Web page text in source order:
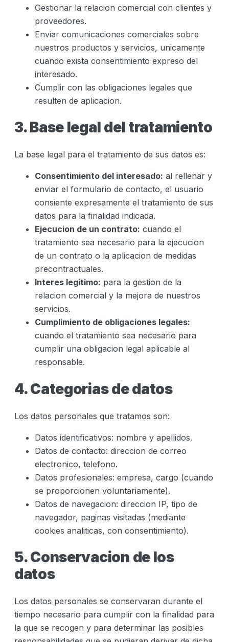
Gestionar la relacion comercial con clientes y
proveedores.
Enviar comunicaciones comerciales sobre
nuestros productos y servicios, unicamente
cuando exista consentimiento expreso del
interesado.
Cumplir con las obligaciones legales que
resulten de aplicacion.
3. Base legal del tratamiento
La base legal para el tratamiento de sus datos es:
Consentimiento del interesado: al rellenar y
enviar el formulario de contacto, el usuario
consiente expresamente el tratamiento de sus
datos para la finalidad indicada.
Ejecucion de un contrato: cuando el
tratamiento sea necesario para la ejecucion
de un contrato o la aplicacion de medidas
precontractuales.
Interes legitimo: para la gestion de la
relacion comercial y la mejora de nuestros
servicios.
Cumplimiento de obligaciones legales:
cuando el tratamiento sea necesario para
cumplir una obligacion legal aplicable al
responsable.
4. Categorias de datos
Los datos personales que tratamos son:
Datos identificativos: nombre y apellidos.
Datos de contacto: direccion de correo
electronico, telefono.
Datos profesionales: empresa, cargo (cuando
se proporcionen voluntariamente).
Datos de navegacion: direccion IP, tipo de
navegador, paginas visitadas (mediante
cookies analiticas, con consentimiento).
5. Conservacion de los
datos
Los datos personales se conservaran durante el
tiempo necesario para cumplir con la finalidad para
la que se recogen y para determinar las posibles